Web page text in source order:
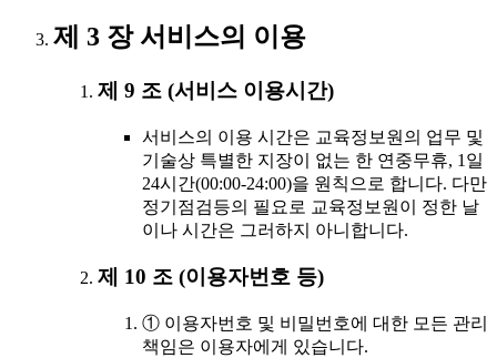
제 3 장 서비스의 이용
제 9 조 (서비스 이용시간)
서비스의 이용 시간은 교육정보원의 업무 및
기술상 특별한 지장이 없는 한 연중무휴, 1일
24시간(00:00-24:00)을 원칙으로 합니다. 다만
정기점검등의 필요로 교육정보원이 정한 날
이나 시간은 그러하지 아니합니다.
제 10 조 (이용자번호 등)
① 이용자번호 및 비밀번호에 대한 모든 관리
책임은 이용자에게 있습니다.